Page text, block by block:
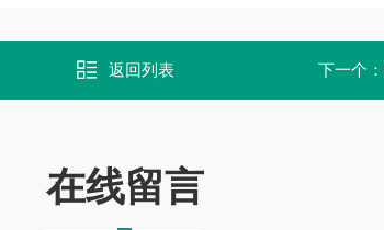
返回列表 下一个：
在线留言